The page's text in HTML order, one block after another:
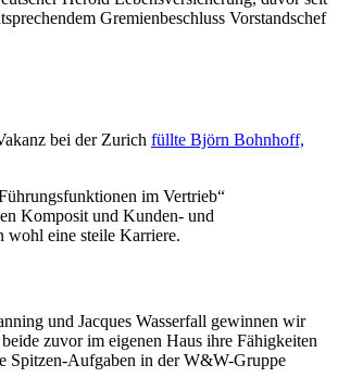
Gremienbeschluss Vorstandschef
bei der Zurich füllte Björn Bohnhoff,
im Vertrieb“
Komposit und Kunden- und
wohl eine steile Karriere.
und Jacques Wasserfall gewinnen wir
zuvor im eigenen Haus ihre Fähigkeiten
Spitzen-Aufgaben in der W&W-Gruppe